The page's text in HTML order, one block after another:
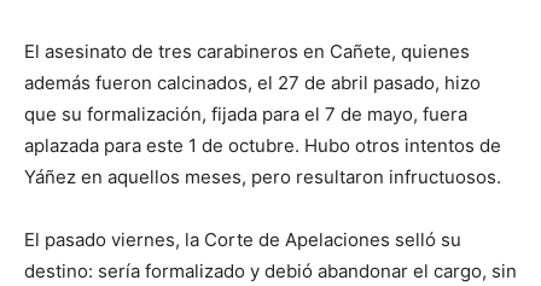
El asesinato de tres carabineros en Cañete, quienes
además fueron calcinados, el 27 de abril pasado, hizo
que su formalización, fijada para el 7 de mayo, fuera
aplazada para este 1 de octubre. Hubo otros intentos de
Yáñez en aquellos meses, pero resultaron infructuosos.
El pasado viernes, la Corte de Apelaciones selló su
destino: sería formalizado y debió abandonar el cargo, sin